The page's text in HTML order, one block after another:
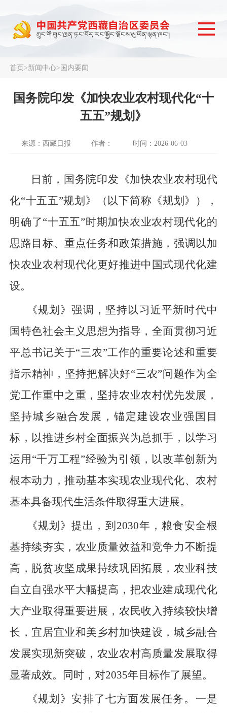
首页>新闻中心>国内要闻
国务院印发《加快农业农村现代化“十
五五”规划》
来源：西藏日报 作者： 时间：2026-06-03
日前，国务院印发《加快农业农村现代
化“十五五”规划》（以下简称《规划》），
明确了“十五五”时期加快农业农村现代化的
思路目标、重点任务和政策措施，强调以加
快农业农村现代化更好推进中国式现代化建
设。
《规划》强调，坚持以习近平新时代中
国特色社会主义思想为指导，全面贯彻习近
平总书记关于“三农”工作的重要论述和重要
指示精神，坚持把解决好“三农”问题作为全
党工作重中之重，坚持农业农村优先发展，
坚持城乡融合发展，锚定建设农业强国目
标，以推进乡村全面振兴为总抓手，以学习
运用“千万工程”经验为引领，以改革创新为
根本动力，推动基本实现农业现代化、农村
基本具备现代生活条件取得重大进展。
《规划》提出，到2030年，粮食安全根
基持续夯实，农业质量效益和竞争力不断提
高，脱贫攻坚成果持续巩固拓展，农业科技
自立自强水平大幅提高，把农业建成现代化
大产业取得重要进展，农民收入持续较快增
长，宜居宜业和美乡村加快建设，城乡融合
发展实现新突破，农业农村高质量发展取得
显著成效。同时，对2035年目标作了展望。
《规划》安排了七方面发展任务。一是